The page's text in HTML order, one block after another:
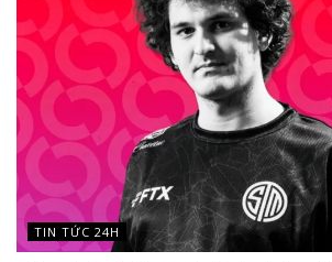
TIN TỨC 24H